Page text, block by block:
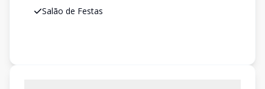
Salão de Festas